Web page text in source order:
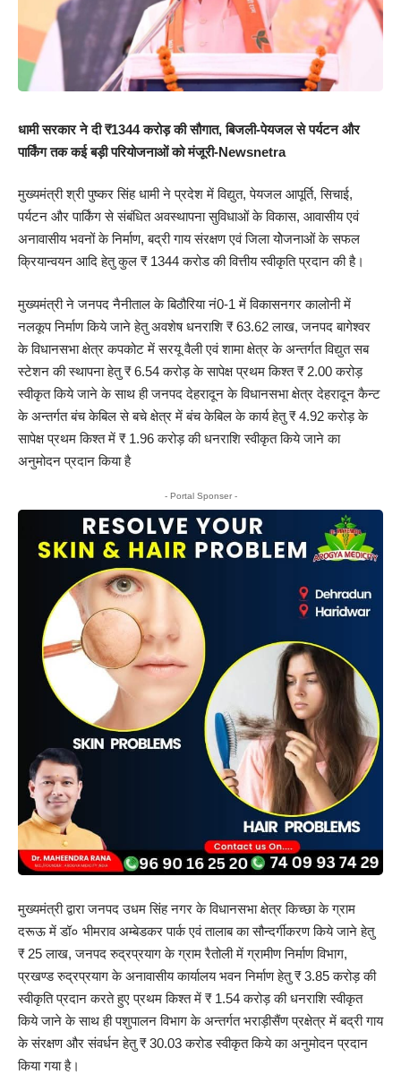
धामी सरकार ने दी ₹1344 करोड़ की सौगात, बिजली-पेयजल से पर्यटन और
पार्किंग तक कई बड़ी परियोजनाओं को मंजूरी-Newsnetra
मुख्यमंत्री श्री पुष्कर सिंह धामी ने प्रदेश में विद्युत, पेयजल आपूर्ति, सिचाई,
पर्यटन और पार्किंग से संबंधित अवस्थापना सुविधाओं के विकास, आवासीय एवं
अनावासीय भवनों के निर्माण, बद्री गाय संरक्षण एवं जिला योेजनाओं के सफल
क्रियान्वयन आदि हेतु कुल ₹ 1344 करोड की वित्तीय स्वीकृति प्रदान की है।
मुख्यमंत्री ने जनपद नैनीताल के बिठौरिया नं0-1 में विकासनगर कालोनी में
नलकूप निर्माण किये जाने हेतु अवशेष धनराशि ₹ 63.62 लाख, जनपद बागेश्वर
के विधानसभा क्षेत्र कपकोट में सरयू वैली एवं शामा क्षेत्र के अन्तर्गत विद्युत सब
स्टेशन की स्थापना हेतु ₹ 6.54 करोड़ के सापेक्ष प्रथम किश्त ₹ 2.00 करोड़
स्वीकृत किये जाने के साथ ही जनपद देहरादून के विधानसभा क्षेत्र देहरादून कैन्ट
के अन्तर्गत बंच केबिल से बचे क्षेत्र में बंच केबिल के कार्य हेतु ₹ 4.92 करोड़ के
सापेक्ष प्रथम किश्त में ₹ 1.96 करोड़ की धनराशि स्वीकृत किये जाने का
अनुमोदन प्रदान किया है
- Portal Sponser -
मुख्यमंत्री द्वारा जनपद उधम सिंह नगर के विधानसभा क्षेत्र किच्छा के ग्राम
दरूऊ में डॉ० भीमराव अम्बेडकर पार्क एवं तालाब का सौन्दर्गीकरण किये जाने हेतु
₹ 25 लाख, जनपद रुद्रप्रयाग के ग्राम रैतोली में ग्रामीण निर्माण विभाग,
प्रखण्ड रुद्रप्रयाग के अनावासीय कार्यालय भवन निर्माण हेतु ₹ 3.85 करोड़ की
स्वीकृति प्रदान करते हुए प्रथम किश्त में ₹ 1.54 करोड़ की धनराशि स्वीकृत
किये जाने के साथ ही पशुपालन विभाग के अन्तर्गत भराड़ीसैंण प्रक्षेत्र में बद्री गाय
के संरक्षण और संवर्धन हेतु ₹ 30.03 करोड स्वीकृत किये का अनुमोदन प्रदान
किया गया है।